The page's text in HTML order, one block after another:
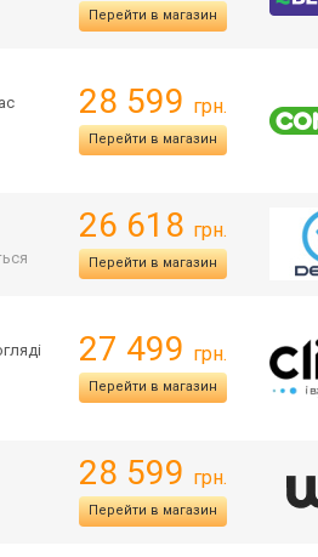
Перейти в магазин
28 599 грн.
Перейти в магазин
26 618 грн.
Перейти в магазин
27 499 грн.
Перейти в магазин
28 599 грн.
Перейти в магазин